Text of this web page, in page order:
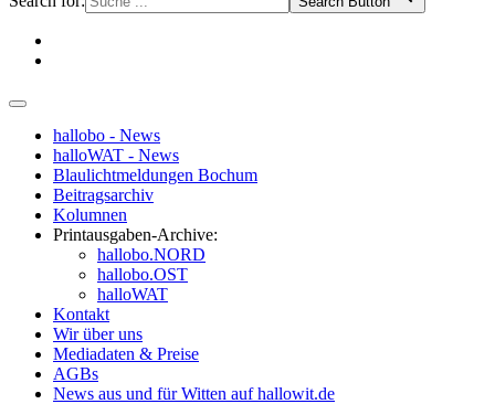
hallobo - News
halloWAT - News
Blaulichtmeldungen Bochum
Beitragsarchiv
Kolumnen
Printausgaben-Archive:
hallobo.NORD
hallobo.OST
halloWAT
Kontakt
Wir über uns
Mediadaten & Preise
AGBs
News aus und für Witten auf hallowit.de